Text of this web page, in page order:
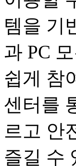
템을 기
과 PC
쉽게 참
센터를
르고 안
즐길 수